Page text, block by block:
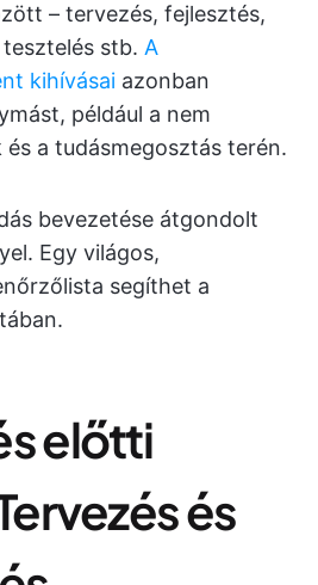
– tervezés, fejlesztés,
stb. A
kihívásai azonban
például a nem
a tudásmegosztás terén.
bevezetése átgondolt
Egy világos,
segíthet a
előtti
és